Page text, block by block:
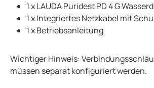
1 x LAUDA Puridest PD 4 G
1 x Integriertes Netzkabel mit
1 x Betriebsanleitung
Wichtiger Hinweis:
müssen separat konfiguriert werden.